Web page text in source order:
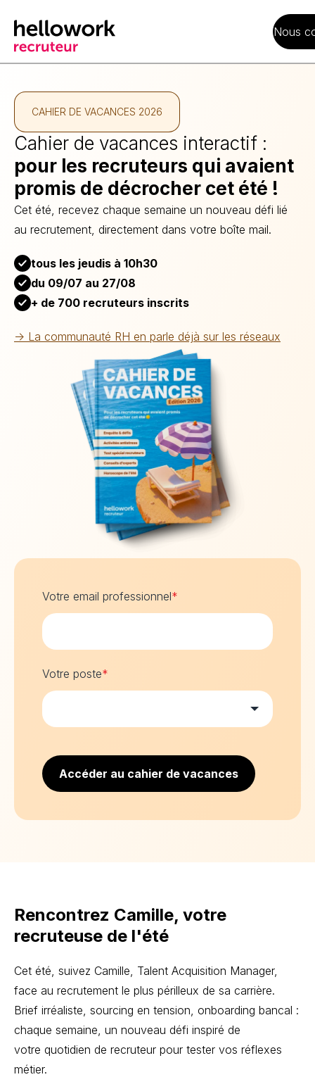
Nous
CAHIER DE VACANCES 2026
Cahier de vacances interactif :
pour les recruteurs qui avaient
promis de décrocher cet été !
Cet été, recevez chaque semaine un nouveau défi lié
au recrutement, directement dans votre boîte mail.
tous les jeudis à 10h30
du 09/07 au 27/08
+ de 700 recruteurs inscrits
→ La communauté RH en parle déjà sur les réseaux
Votre email professionnel*
Votre poste*
Accéder au cahier de vacances
Rencontrez Camille, votre
recruteuse de l'été
Cet été, suivez Camille, Talent Acquisition Manager,
face au recrutement le plus périlleux de sa carrière.
Brief irréaliste, sourcing en tension, onboarding bancal :
chaque semaine, un nouveau défi inspiré de
votre quotidien de recruteur pour tester vos réflexes
métier.